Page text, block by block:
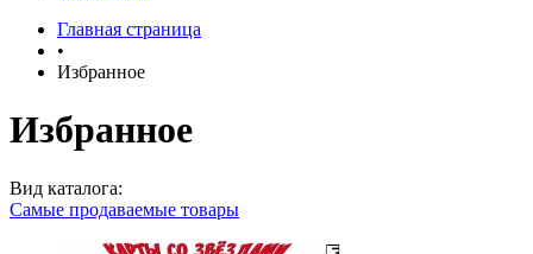
Главная страница
•
Избранное
Избранное
Вид каталога:
Самые продаваемые товары